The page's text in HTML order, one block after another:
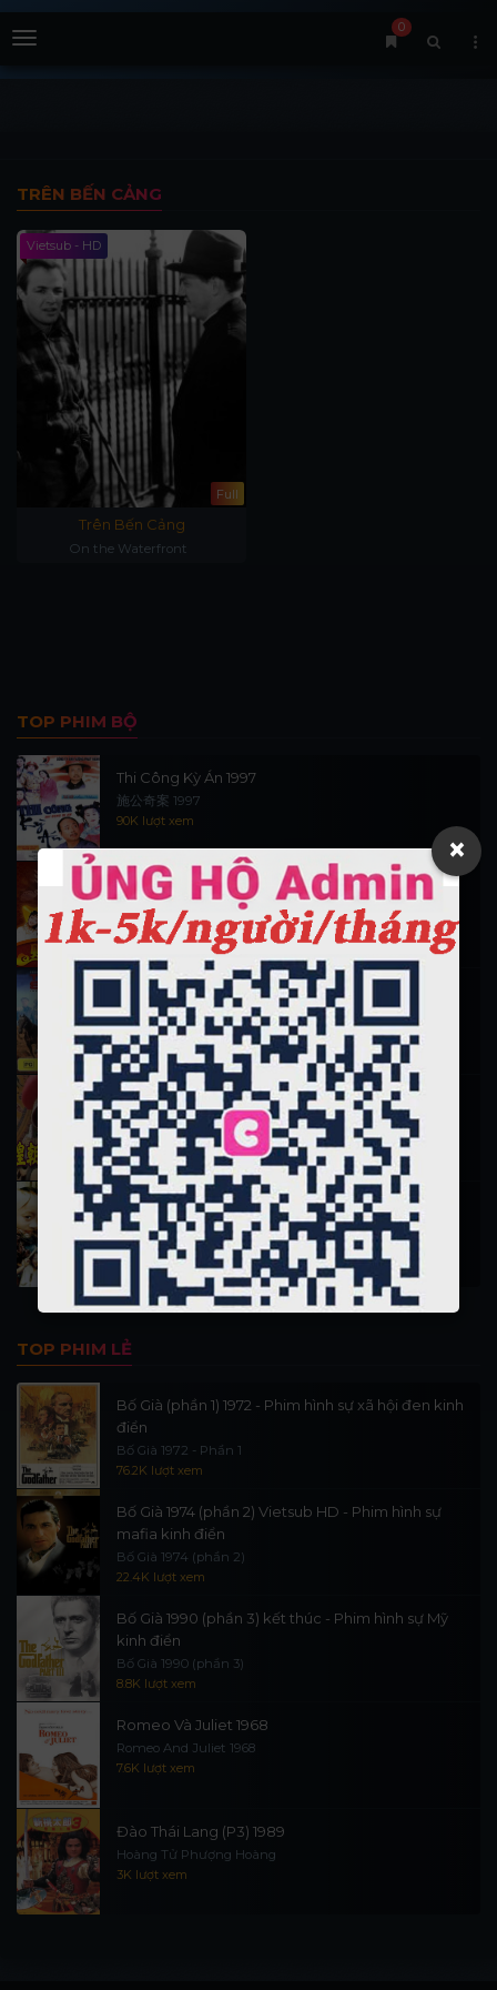
Menu
0
TRÊN BẾN CẢNG
Vietsub - HD
Full
Trên Bến Cảng
On the Waterfront
TOP PHIM BỘ
Thi Công Kỳ Án 1997
施公奇案 1997
90K lượt xem
Thần Tài Đến 1999
Thần Tài Truyền Kỳ 1999
16.5K lượt xem
Hiệp Sĩ Vượt Thời Gian 1999 (trọn bộ)
Hiệp Sĩ Vượt Thời Gian 1999
16.1K lượt xem
Nỗ Nhĩ Cáp Xích (Vương triều 1)
Phim 13 đời vua nhà Thanh phần 1
12.7K lượt xem
Tam Mao Phưu Lưu Ký 1996
San Mao Liu Lang Ji
11.7K lượt xem
TOP PHIM LẺ
Bố Già (phần 1) 1972 - Phim hình sự xã hội đen kinh
điển
Bố Già 1972 - Phần 1
76.2K lượt xem
Bố Già 1974 (phần 2) Vietsub HD - Phim hình sự
mafia kinh điển
Bố Già 1974 (phần 2)
22.4K lượt xem
Bố Già 1990 (phần 3) kết thúc - Phim hình sự Mỹ
kinh điển
Bố Già 1990 (phần 3)
8.8K lượt xem
Romeo Và Juliet 1968
Romeo And Juliet 1968
7.6K lượt xem
Đào Thái Lang (P3) 1989
Hoàng Tử Phượng Hoàng
3K lượt xem
×